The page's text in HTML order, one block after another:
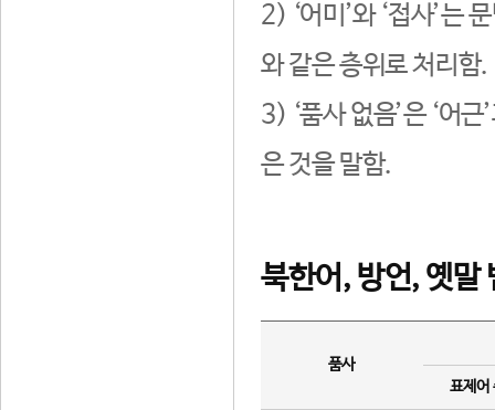
2) ‘어미’와 ‘접사’는
와 같은 층위로 처리함.
3) ‘품사 없음’은 ‘어
은 것을 말함.
북한어, 방언, 옛말
품사
표제어